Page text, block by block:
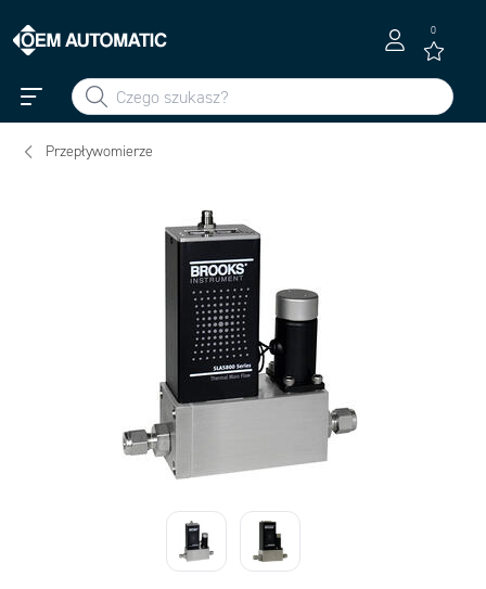
0
Przepływomierze